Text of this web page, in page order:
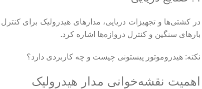
در کشتی‌ها و تجهیزات دریایی، مدارهای هیدرولیک برای
بارهای سنگین و کنترل دروازه‌ها اشاره کرد.
نکته: هیدروموتور پیستونی چیست و چه کاربردی دارد؟
اهمیت نقشه‌خوانی مدار هیدرولیک